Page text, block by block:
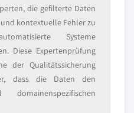
die gefilterte Daten
kontextuelle Fehler zu
Systeme
Diese Expertenprüfung
der Qualitätssicherung
dass die Daten den